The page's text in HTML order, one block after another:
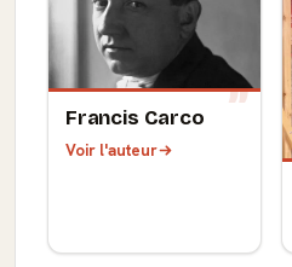
Francis Carco
Voir l'auteur